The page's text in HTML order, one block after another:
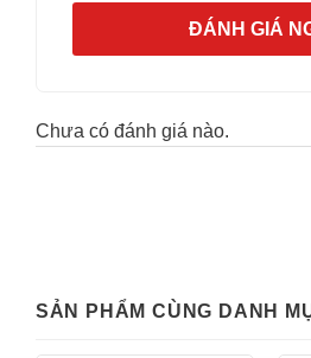
ĐÁNH GIÁ
Chưa có đánh giá nào.
SẢN PHẨM CÙNG DANH